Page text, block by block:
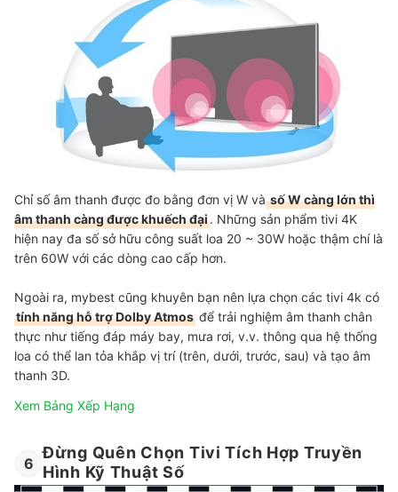
Chỉ số âm thanh được đo bằng đơn vị W vàsố W càng lớn thì
âm thanh càng được khuếch đại. Những sản phẩm tivi 4K
hiện nay đa số sở hữu công suất loa 20 ~ 30W hoặc thậm chí là
trên 60W với các dòng cao cấp hơn.
Ngoài ra, mybest cũng khuyên bạn nên lựa chọn các tivi 4k có
tính năng hỗ trợ Dolby Atmos để trải nghiệm âm thanh chân
thực như tiếng đáp máy bay, mưa rơi, v.v. thông qua hệ thống
loa có thể lan tỏa khắp vị trí (trên, dưới, trước, sau) và tạo âm
thanh 3D.
Xem Bảng Xếp Hạng
6
Đừng Quên Chọn Tivi Tích Hợp Truyền
Hình Kỹ Thuật Số